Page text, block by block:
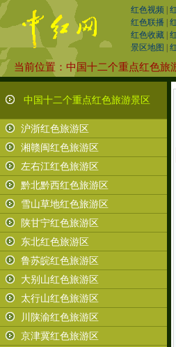
红色视频
红色联播
红色收藏
景区地图
当前位置： 中国十二个重点红色旅
中国十二个重点红色旅游景区
沪浙红色旅游区
湘赣闽红色旅游区
左右江红色旅游区
黔北黔西红色旅游区
雪山草地红色旅游区
陕甘宁红色旅游区
东北红色旅游区
鲁苏皖红色旅游区
大别山红色旅游区
太行山红色旅游区
川陕渝红色旅游区
京津冀红色旅游区